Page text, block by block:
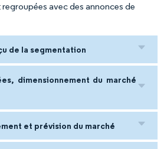
avec des annonces de
de la segmentation
dimensionnement du marché
et prévision du marché